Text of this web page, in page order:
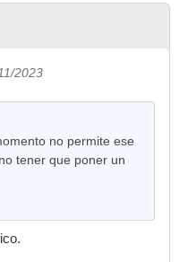
2023
no permite ese
tener que poner un